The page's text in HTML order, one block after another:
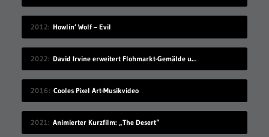
2012 Howlin‘ Wolf – Evil
2022 David Irvine erweitert Flohmarkt-Gemälde um skurrile Elemente
2016 Cooles Pixel Art-Musikvideo
2021 Animierter Kurzfilm: „The Desert“